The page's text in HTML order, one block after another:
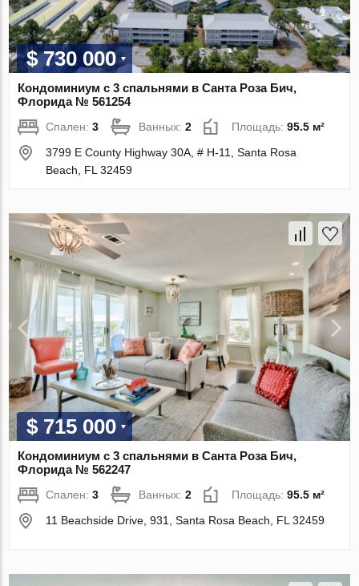
$ 730 000
Кондоминиум с 3 спальнями в Санта Роза Бич,
Флорида № 561254
Спален:3 Ванных:2 Площадь:95.5 м²
3799 E County Highway 30A, # H-11, Santa Rosa
Beach, FL 32459
$ 715 000
Кондоминиум с 3 спальнями в Санта Роза Бич,
Флорида № 562247
Спален:3 Ванных:2 Площадь:95.5 м²
11 Beachside Drive, 931, Santa Rosa Beach, FL 32459